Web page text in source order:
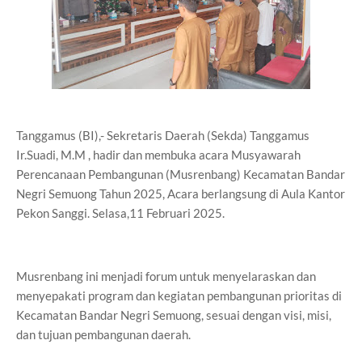
Tanggamus (BI),- Sekretaris Daerah (Sekda) Tanggamus
Ir.Suadi, M.M , hadir dan membuka acara Musyawarah
Perencanaan Pembangunan (Musrenbang) Kecamatan Bandar
Negri Semuong Tahun 2025, Acara berlangsung di Aula Kantor
Pekon Sanggi. Selasa,11 Februari 2025.
Musrenbang ini menjadi forum untuk menyelaraskan dan
menyepakati program dan kegiatan pembangunan prioritas di
Kecamatan Bandar Negri Semuong, sesuai dengan visi, misi,
dan tujuan pembangunan daerah.